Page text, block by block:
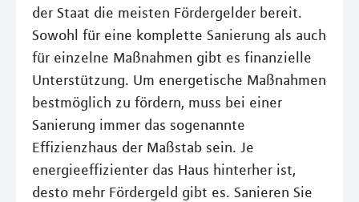
der Staat die meisten Fördergelder bereit.
Sowohl für eine komplette Sanierung als auch
für einzelne Maßnahmen gibt es finanzielle
Unterstützung. Um energetische Maßnahmen
bestmöglich zu fördern, muss bei einer
Sanierung immer das sogenannte
Effizienzhaus der Maßstab sein. Je
energieeffizienter das Haus hinterher ist,
desto mehr Fördergeld gibt es. Sanieren Sie